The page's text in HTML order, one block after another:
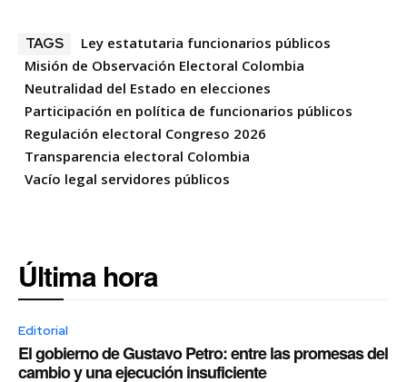
TAGS
Ley estatutaria funcionarios públicos
Misión de Observación Electoral Colombia
Neutralidad del Estado en elecciones
Participación en política de funcionarios públicos
Regulación electoral Congreso 2026
Transparencia electoral Colombia
Vacío legal servidores públicos
Última hora
Editorial
El gobierno de Gustavo Petro: entre las promesas del
cambio y una ejecución insuficiente